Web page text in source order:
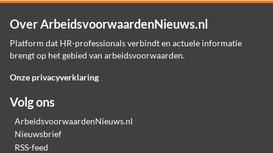
Over ArbeidsvoorwaardenNieuws.nl
Platform dat HR-professionals verbindt en actuele informatie
brengt op het gebied van arbeidsvoorwaarden.
Onze privacyverklaring
Volg ons
ArbeidsvoorwaardenNieuws.nl
Nieuwsbrief
RSS-feed